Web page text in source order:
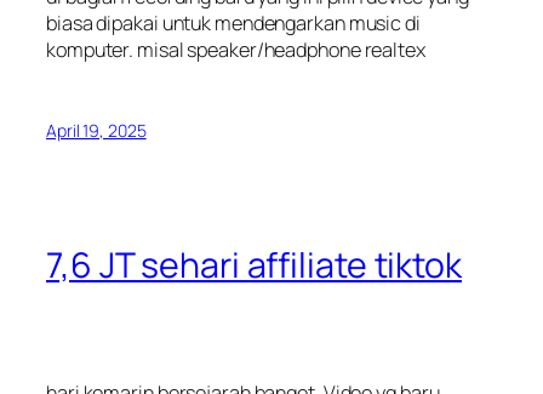
biasa dipakai untuk mendengarkan music di
komputer. misal speaker/headphone realtex
April 19, 2025
7,6 JT sehari affiliate tiktok